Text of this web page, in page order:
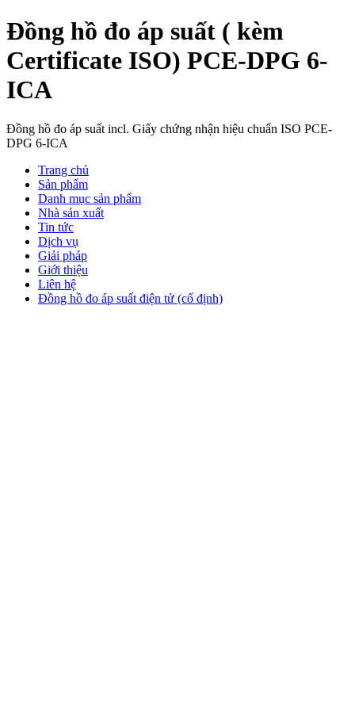
Đồng hồ đo áp suất ( kèm
Certificate ISO) PCE-DPG 6-
ICA
Đồng hồ đo áp suất incl. Giấy chứng nhận hiệu chuẩn ISO PCE-
DPG 6-ICA
Trang chủ
Sản phẩm
Danh mục sản phẩm
Nhà sản xuất
Tin tức
Dịch vụ
Giải pháp
Giới thiệu
Liên hệ
Đồng hồ đo áp suất điện tử (cố định)